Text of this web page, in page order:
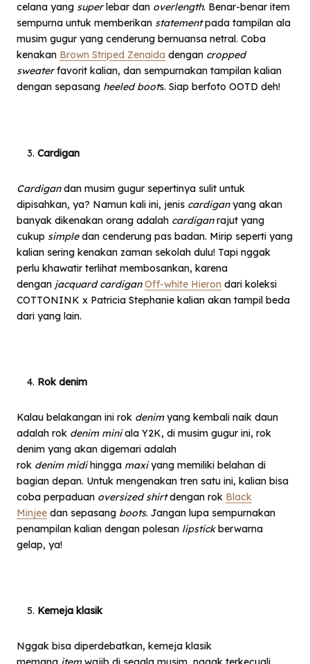
celana yang superlebar dan overlength. Benar-benar item
sempurna untuk memberikan statementpada tampilan ala
musim gugur yang cenderung bernuansa netral. Coba
kenakan Brown Striped Zenaida dengan cropped
sweaterfavorit kalian, dan sempurnakan tampilan kalian
dengan sepasang heeled boots. Siap berfoto OOTD deh!
Cardigan
Cardigandan musim gugur sepertinya sulit untuk
dipisahkan, ya? Namun kali ini, jenis cardiganyang akan
banyak dikenakan orang adalah cardiganrajut yang
cukup simpledan cenderung pas badan. Mirip seperti yang
kalian sering kenakan zaman sekolah dulu! Tapi nggak
perlu khawatir terlihat membosankan, karena
dengan jacquard cardigan Off-white Hieron dari koleksi
COTTONINK x Patricia Stephanie kalian akan tampil beda
dari yang lain.
Rok denim
Kalau belakangan ini rok denimyang kembali naik daun
adalah rok denim miniala Y2K, di musim gugur ini, rok
denim yang akan digemari adalah
rok denim midihingga maxiyang memiliki belahan di
bagian depan. Untuk mengenakan tren satu ini, kalian bisa
coba perpaduan oversized shirtdengan rok Black
Minjee dan sepasang boots. Jangan lupa sempurnakan
penampilan kalian dengan polesan lipstickberwarna
gelap, ya!
Kemeja klasik
Nggak bisa diperdebatkan, kemeja klasik